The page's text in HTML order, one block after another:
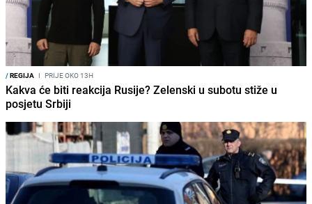
/REGIJA I PRIJE OKO 13H
Kakva će biti reakcija Rusije? Zelenski u subotu stiže u
posjetu Srbiji